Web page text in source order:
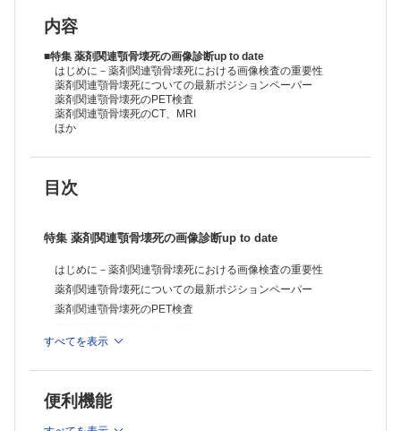
患の鑑別診断
■診療
当院の放射線治療前におけるインフルエンザワクチン接種の現状
■症例
乳腺低悪性度(線維腫症様)紡錘細胞癌の1例
嚢胞性腫瘤の形態を示した膵神経内分泌腫瘍の1例
膵リンパ上皮嚢胞の1例－CT、MRIおよび腫瘍マーカーの有用性
悪性傍神経節腫の骨転移に対して放射線治療が有効であった1例
■連載
今月の症例
内容
■特集 薬剤関連顎骨壊死の画像診断up to date
はじめに－薬剤関連顎骨壊死における画像検査の重要性
薬剤関連顎骨壊死についての最新ポジションペーパー
薬剤関連顎骨壊死のPET検査
薬剤関連顎骨壊死のCT、MRI
ほか
目次
特集 薬剤関連顎骨壊死の画像診断up to date
はじめに－薬剤関連顎骨壊死における画像検査の重要性
薬剤関連顎骨壊死についての最新ポジションペーパー
薬剤関連顎骨壊死のPET検査
薬剤関連顎骨壊死の早期発見における骨シンチグラフィおよび
ィによる評価
すべてを表示
便利機能